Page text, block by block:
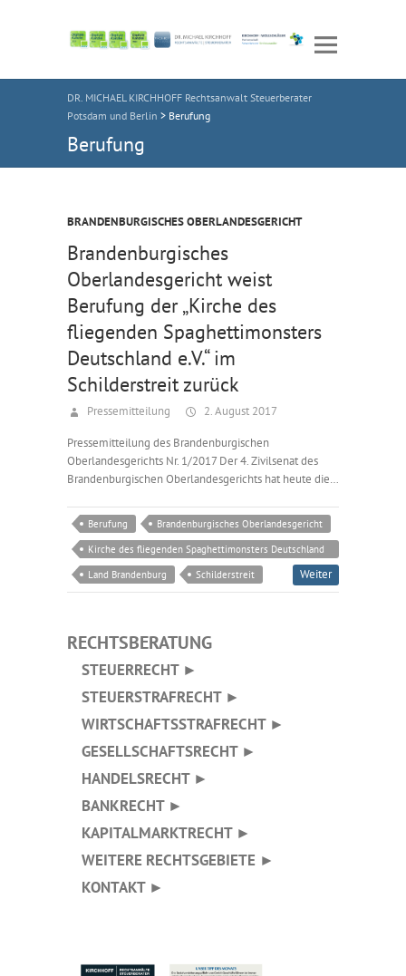
DR. MICHAEL KIRCHHOFF Rechtsanwalt Steuerberater
Potsdam und Berlin > Berufung
Berufung
BRANDENBURGISCHES OBERLANDESGERICHT
Brandenburgisches
Oberlandesgericht weist
Berufung der „Kirche des
fliegenden Spaghettimonsters
Deutschland e.V.“ im
Schilderstreit zurück
Pressemitteilung 2. August 2017
Pressemitteilung des Brandenburgischen
Oberlandesgerichts Nr. 1/2017 Der 4. Zivilsenat des
Brandenburgischen Oberlandesgerichts hat heute die…
Berufung
Brandenburgisches Oberlandesgericht
Kirche des fliegenden Spaghettimonsters Deutschland
e.V.
Land Brandenburg Schilderstreit Weiter
RECHTSBERATUNG
STEUERRECHT ►
STEUERSTRAFRECHT ►
WIRTSCHAFTSSTRAFRECHT ►
GESELLSCHAFTSRECHT ►
HANDELSRECHT ►
BANKRECHT ►
KAPITALMARKTRECHT ►
WEITERE RECHTSGEBIETE ►
KONTAKT ►